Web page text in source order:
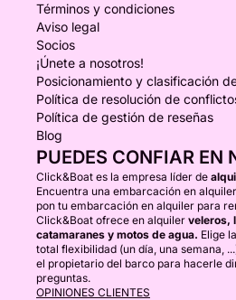
Términos y condiciones
Aviso legal
Socios
¡Únete a nosotros!
Posicionamiento y clasificación
Política de resolución de
Política de gestión de reseñas
Blog
PUEDES CONFIAR EN
Click&Boat es la empresa líder de
Encuentra una embarcación en
pon tu embarcación en alquiler para
Click&Boat ofrece en alquiler veleros,
catamaranes y motos de agua. Elige
total flexibilidad (un día, una semana,
el propietario del barco para hacerle
preguntas.
OPINIONES CLIENTES